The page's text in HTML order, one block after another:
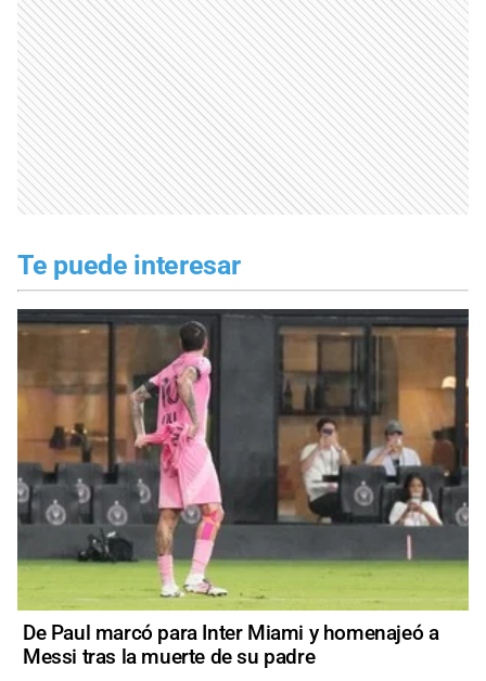
Te puede interesar
De Paul marcó para Inter Miami y homenajeó a
Messi tras la muerte de su padre